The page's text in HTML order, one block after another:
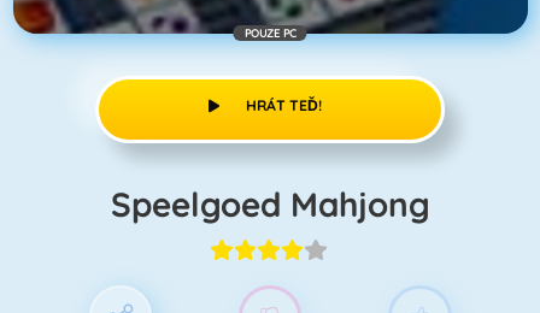
POUZE PC
HRÁT TEĎ!
Speelgoed Mahjong